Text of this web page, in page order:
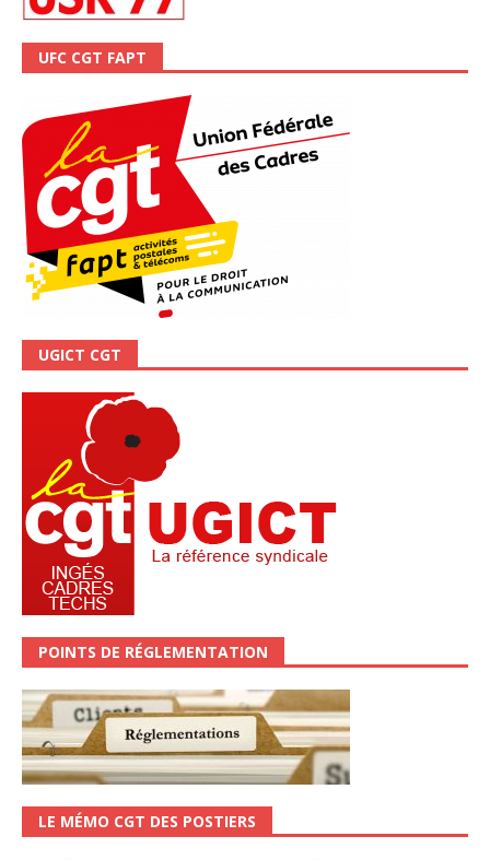
UFC CGT FAPT
UGICT CGT
POINTS DE RÉGLEMENTATION
LE MÉMO CGT DES POSTIERS